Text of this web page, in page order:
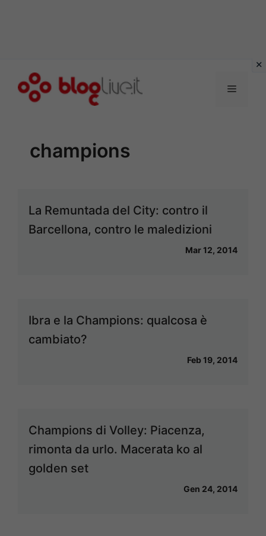
Menu
champions
La Remuntada del City: contro il
Barcellona, contro le maledizioni
Mar 12, 2014
Ibra e la Champions: qualcosa è
cambiato?
Feb 19, 2014
Champions di Volley: Piacenza,
rimonta da urlo. Macerata ko al
golden set
Gen 24, 2014